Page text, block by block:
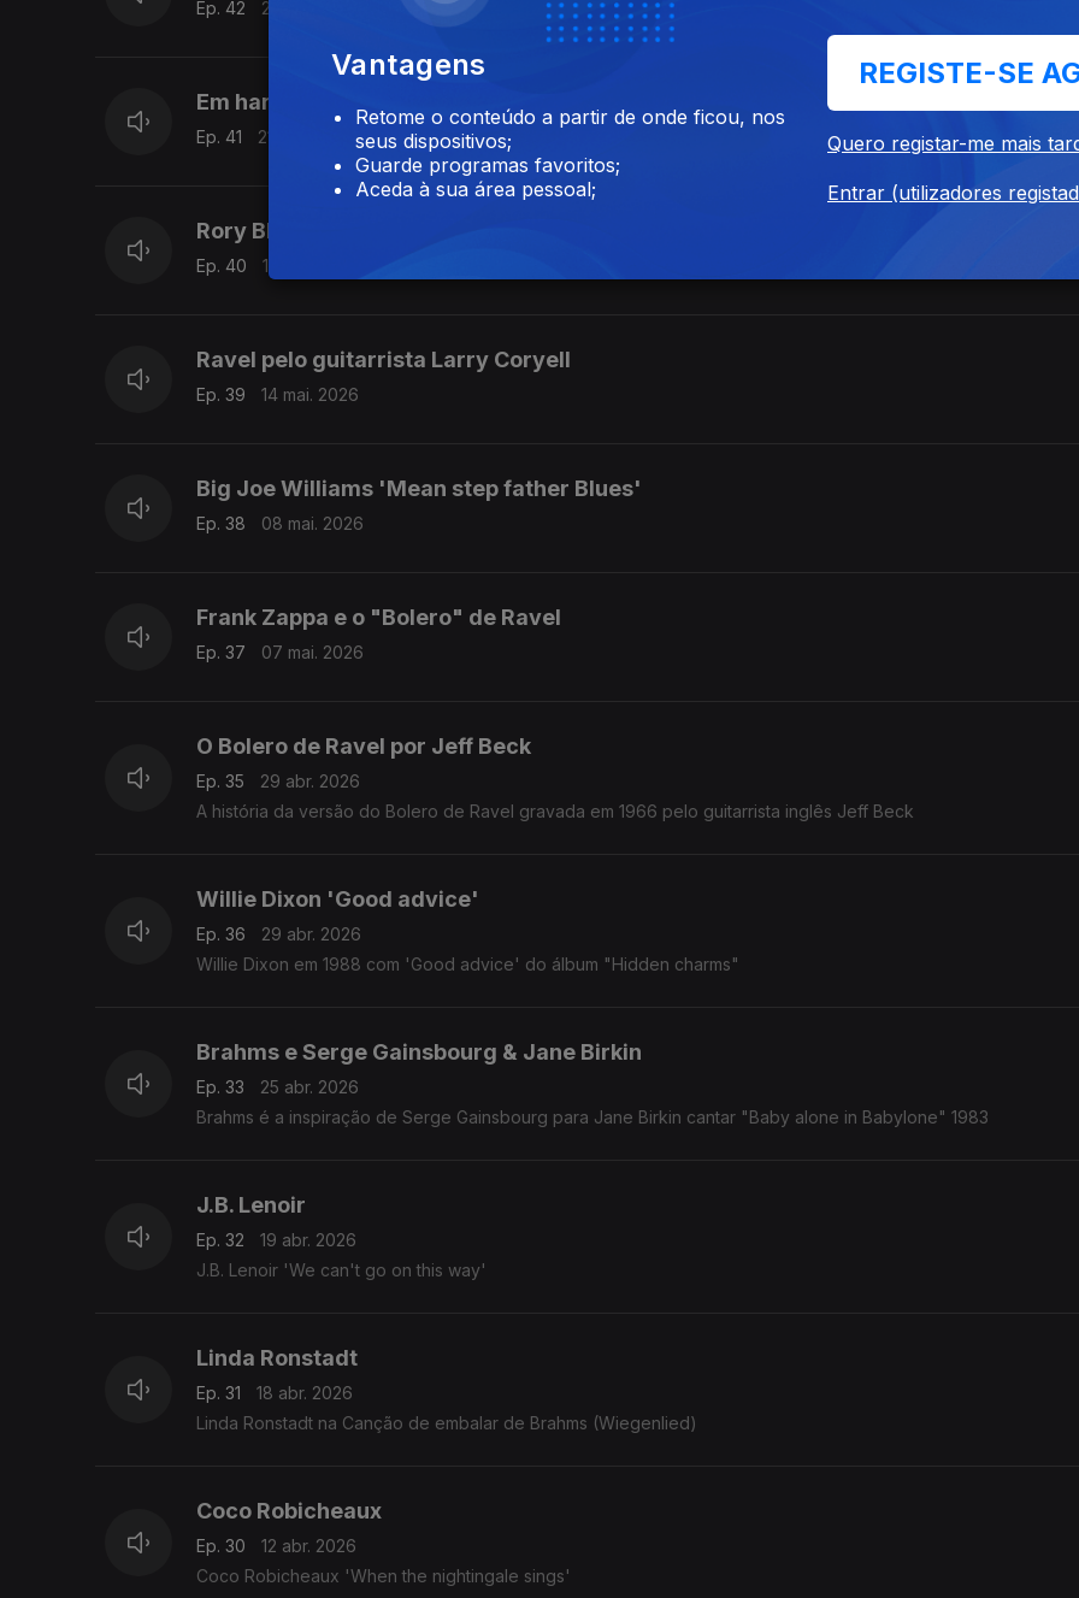
Ep. 42 22 mai. 2026
Em harmónica, Larry Adler com Ravel
Ep. 41 21 mai. 2026
Rory Block & The Persuasions 'God's gift to women'
Ep. 40 15 mai. 2026
Ravel pelo guitarrista Larry Coryell
Ep. 39 14 mai. 2026
Big Joe Williams 'Mean step father Blues'
Ep. 38 08 mai. 2026
Frank Zappa e o "Bolero" de Ravel
Ep. 37 07 mai. 2026
O Bolero de Ravel por Jeff Beck
Ep. 35
29 abr. 2026
A história da versão do Bolero de Ravel gravada em 1966 pelo guitarrista inglês Jeff Beck
Willie Dixon 'Good advice'
Ep. 36
29 abr. 2026
Willie Dixon em 1988 com 'Good advice' do álbum "Hidden charms"
Brahms e Serge Gainsbourg & Jane Birkin
Ep. 33
25 abr. 2026
Brahms é a inspiração de Serge Gainsbourg para Jane Birkin cantar "Baby alone in Babylone" 1983
J.B. Lenoir
Ep. 32
19 abr. 2026
J.B. Lenoir 'We can't go on this way'
Linda Ronstadt
Ep. 31
18 abr. 2026
Linda Ronstadt na Canção de embalar de Brahms (Wiegenlied)
Coco Robicheaux
Ep. 30
12 abr. 2026
Coco Robicheaux 'When the nightingale sings'
Vantagens
Retome o conteúdo a partir de onde ficou, nos
seus dispositivos;
Guarde programas favoritos;
Aceda à sua área pessoal;
REGISTE-SE
Quero registar-me mais
Entrar (utilizadores